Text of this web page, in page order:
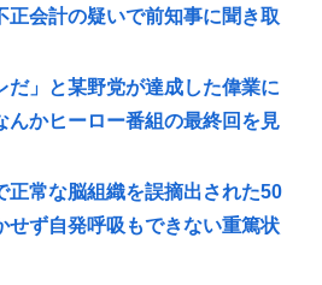
正会計の疑いで前知事に聞き取
だ」と某野党が達成した偉業に
んかヒーロー番組の最終回を見
正常な脳組織を誤摘出された50
せず自発呼吸もできない重篤状